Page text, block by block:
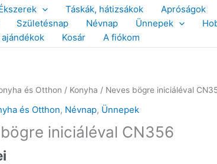
Táskák, hátizsákok
Apróságok
Születésnap Névnap Ünnepek
Kosár A fiókom
és Otthon / Konyha / Neves bögre iniciáléval
és Otthon, Névnap, Ünnepek
iniciáléval CN356